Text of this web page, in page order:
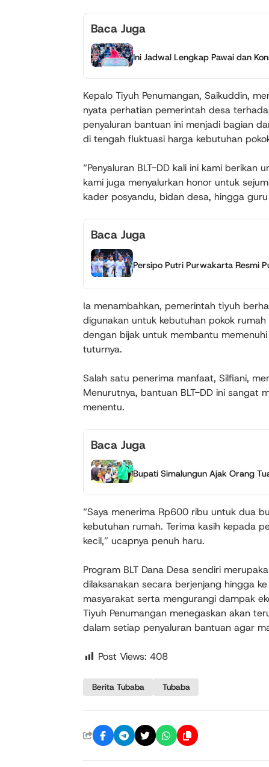
Baca Juga
Ini Jadwal Lengkap Pawai dan
Kepalo Tiyuh Penumangan, Saikuddin,
nyata perhatian pemerintah desa
penyaluran bantuan ini menjadi bagian
di tengah fluktuasi harga kebutuhan
“Penyaluran BLT-DD kali ini kami
kami juga menyalurkan honor untuk
kader posyandu, bidan desa, hingga
Baca Juga
Persipo Putri Purwakarta Resmi
Ia menambahkan, pemerintah tiyuh
digunakan untuk kebutuhan pokok
dengan bijak untuk membantu
tuturnya.
Salah satu penerima manfaat, Silfiani,
Menurutnya, bantuan BLT-DD ini sangat
menentu.
Baca Juga
Bupati Simalungun Ajak Orang
“Saya menerima Rp600 ribu untuk dua
kebutuhan rumah. Terima kasih kepada
kecil,” ucapnya penuh haru.
Program BLT Dana Desa sendiri
dilaksanakan secara berjenjang hingga
masyarakat serta mengurangi dampak
Tiyuh Penumangan menegaskan akan
dalam setiap penyaluran bantuan agar
Post Views: 408
Berita Tubaba Tubaba